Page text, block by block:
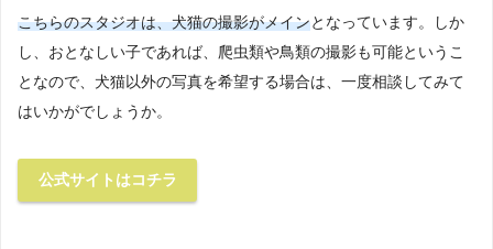
こちらのスタジオは、犬猫の撮影がメインとなっています。しか
し、おとなしい子であれば、爬虫類や鳥類の撮影も可能というこ
となので、犬猫以外の写真を希望する場合は、一度相談してみて
はいかがでしょうか。
公式サイトはコチラ